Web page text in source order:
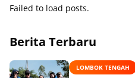
Failed to load posts.
Berita Terbaru
LOMBOK TENGAH